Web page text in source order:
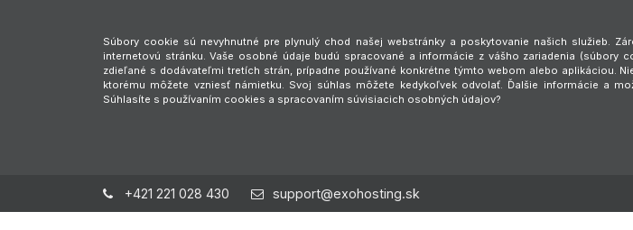
Súbory cookie sú nevyhnutné pre plynulý chod našej webstránky a poskytovanie našich služieb.
internetovú stránku. Vaše osobné údaje budú spracované a informácie z vášho zariadenia (súbory
zdieľané s dodávateľmi tretích strán, prípadne používané konkrétne týmto webom alebo aplikáciou.
ktorému môžete vzniesť námietku. Svoj súhlas môžete kedykoľvek odvolať. Ďalšie informácie a
Súhlasíte s používaním cookies a spracovaním súvisiacich osobných údajov?
+421 221 028 430 support@exohosting.sk